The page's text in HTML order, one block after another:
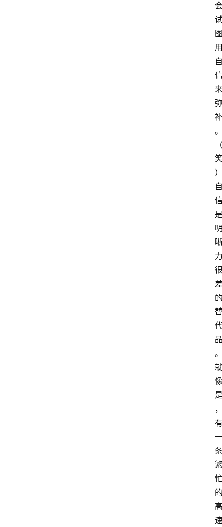
会
试
图
用
自
信
来
弥
补
。
（
笑
）
自
信
是
明
晰
力
很
差
的
替
代
品
。
就
像
是
，
有
一
条
繁
忙
的
高
速